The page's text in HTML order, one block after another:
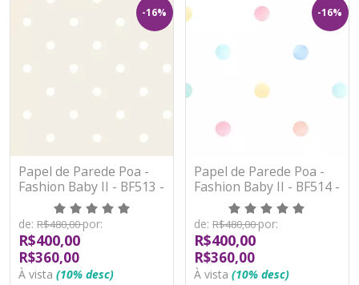
-16%
Papel de Parede Poa -
Fashion Baby II - BF513 -
Vinílico
de: R$480,00por:
R$400,00
R$360,00
À vista (10% desc)
-16%
Papel de Parede Poa -
Fashion Baby II - BF514 -
Vinílico
de: R$480,00por:
R$400,00
R$360,00
À vista (10% desc)